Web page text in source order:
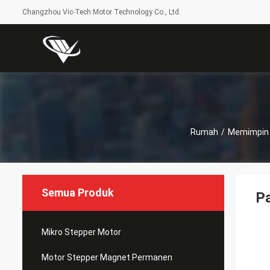
Changzhou Vic-Tech Motor Technology Co., Ltd.
Rumah / Memimpin
Semua Produk
Mikro Stepper Motor
Motor Stepper Magnet Permanen